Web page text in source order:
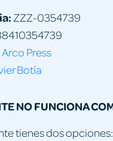
NO FUNCIONA
tienes dos
ZZZ-0354739
Arco Press
Botía